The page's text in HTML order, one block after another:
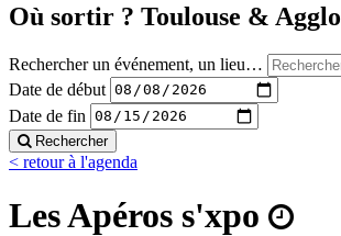
Où sortir ? Toulouse & Agglo
Rechercher un événement, un lieu…
Date de début
Date de fin
Rechercher
< retour à l'agenda
Les Apéros s'xpo